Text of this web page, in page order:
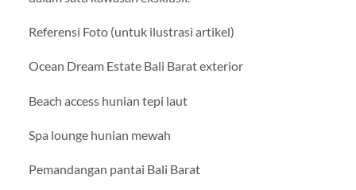
Referensi Foto (untuk ilustrasi artikel)
Ocean Dream Estate Bali Barat exterior
Beach access hunian tepi laut
Spa lounge hunian mewah
Pemandangan pantai Bali Barat